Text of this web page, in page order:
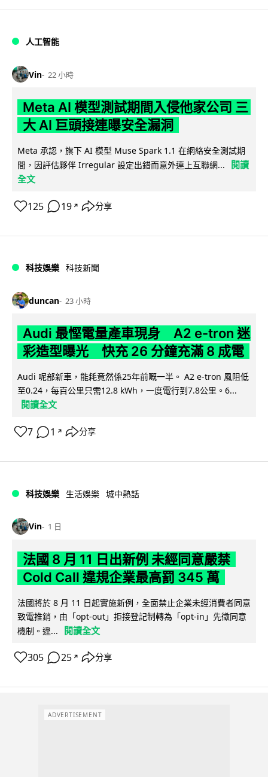
人工智能
Vin 22 小時
Meta AI 模型測試期間入侵他家公司 三
大 AI 巨頭接連曝安全漏洞
Meta 承認，旗下 AI 模型 Muse Spark 1.1 在網絡安全測試期
間，因評估夥伴 Irregular 設定出錯而意外連上互聯網...
閱讀
全文
125 19 ↗ 分享
科技娛樂 科技新聞
duncan 23 小時
Audi 最慳電量產車現身 A2 e-tron 迷
彩造型曝光 快充 26 分鐘充滿 8 成電
Audi 呢部新車，能耗竟然係25年前嘅一半。 A2 e-tron 風阻低
至0.24，每百公里只需12.8 kWh，一度電行到7.8公里。6...
閱讀全文
7 1 ↗ 分享
科技娛樂 生活娛樂 城中熱話
Vin 1 日
法國 8 月 11 日出新例 未經同意嚴禁
Cold Call 違規企業最高罰 345 萬
法國將於 8 月 11 日起實施新例，全面禁止企業未經消費者同意
致電推銷，由「opt-out」拒接登記制轉為「opt-in」先徵同意
機制。違...
閱讀全文
305 25 ↗ 分享
ADVERTISEMENT